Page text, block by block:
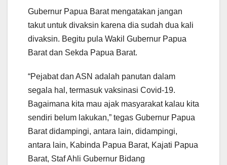
Gubernur Papua Barat mengatakan jangan
takut untuk divaksin karena dia sudah dua kali
divaksin. Begitu pula Wakil Gubernur Papua
Barat dan Sekda Papua Barat.
“Pejabat dan ASN adalah panutan dalam
segala hal, termasuk vaksinasi Covid-19.
Bagaimana kita mau ajak masyarakat kalau kita
sendiri belum lakukan,” tegas Gubernur Papua
Barat didampingi, antara lain, didampingi,
antara lain, Kabinda Papua Barat, Kajati Papua
Barat, Staf Ahli Gubernur Bidang